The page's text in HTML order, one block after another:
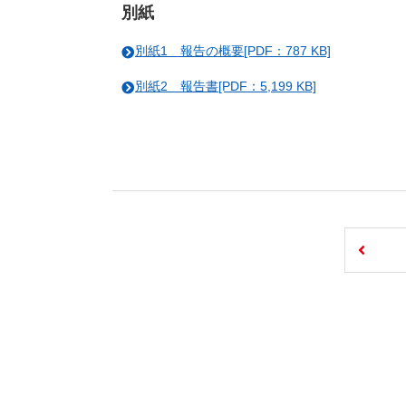
別紙
別紙1 報告の概要[PDF：787 KB]
別紙2 報告書[PDF：5,199 KB]